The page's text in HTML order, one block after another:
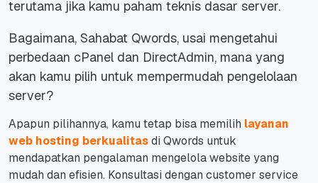
terutama jika kamu paham teknis dasar server.
Bagaimana, Sahabat Qwords, usai mengetahui
perbedaan cPanel dan DirectAdmin, mana yang
akan kamu pilih untuk mempermudah pengelolaan
server?
Apapun pilihannya, kamu tetap bisa memilih layanan
web hosting berkualitasdi Qwords untuk
mendapatkan pengalaman mengelola website yang
mudah dan efisien. Konsultasi dengan customer service